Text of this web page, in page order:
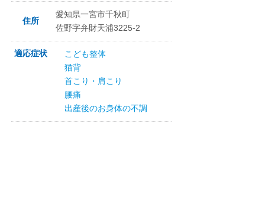
住所
愛知県一宮市千秋町
佐野字弁財天浦3225-2
適応症状
こども整体
猫背
首こり・肩こり
腰痛
出産後のお身体の不調